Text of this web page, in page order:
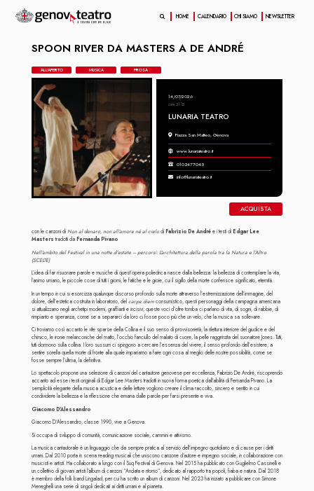
SPOON RIVER DA MASTERS A DE ANDRÉ
ALL'APERTO MUSICA PROSA
14/07/2026
ore 21:15
LUNARIA TEATRO
Piazza San Matteo, Genova
www.lunariateatro.it
0102477045
info@lunariateatro.it
ACQUISTA
con le canzoni diNon al denaro, non all’amore né al cielodiFabrizio De Andrée i testi diEdgar Lee
Masterstradotti daFernanda Pivano
Nell'ambito del Festival in una notte d'estate – percorsi:L'architettura della parola tra la Natura e l'Altro
(SCELTE)
L’idea di far risuonare parole e musiche di quest’opera poliedrica nasce dalla bellezza: la bellezza di contemplare la vita,
l’animo umano, le piccole cose di tutti i giorni, le fatiche e le gioie, cui il sigillo della morte conferisce significato, eternità.
In un tempo in cui si esorcizza qualunque discorso profondo sulla morte attraverso l’estremizzazione dell’immagine, del
dolore, dell’estetica costruita in laboratorio, del carpe diemconsumistico, questi personaggi della campagna americana
si attualizzano negli archetipi moderni, graffianti e incisivi; queste voci d’oltre tomba ci parlano di vita, di sogni, di rabbie, di
rimpianto e speranza, come se a separarci da loro ci fosse poco più che un velo, che la musica sa sollevare.
Ci troviamo così accanto le vite sparse della Collina e il suo senso di provvisorietà, la rilettura interiore del giudice e del
chimico, le ironie melanconiche del matto, l’occhio fanciullo del malato di cuore, la pelle raggrinzita del suonatore Jones. Tutti,
tutti dormono sulla collina. I loro sussurri ci spingono a cercare l’essenza del vivere, il senso profondo dell’esistere, a
sentire sorella quella morte di fronte alla quale impariamo a fare ogni cosa al meglio delle nostre possibilità, come se
fosse sempre l’ultima, la definitiva.
Lo spettacolo propone una selezione di canzoni del cantautore genovese per eccellenza, Fabrizio De André, riscoprendo
accanto ad esse i testi originali di Edgar Lee Masters tradotti in nuova forma poetica dall’abilità di Fernanda Pivano. La
semplicità elegante della musica acustica e delle letture vogliono creare il clima raccolto, sincero e sentito in cui
condividere la bellezza e la riflessione che emana dalle parole per farsi presente e viva.
Giacomo D'Alessandro
Giacomo D’Alessandro, classe 1990, vive a Genova.
Si occupa di sviluppo di comunità, comunicazione sociale, cammini e attivismo.
La musica cantautorale è un linguaggio che da sempre pratica al servizio dell’impegno quotidiano e di cause per i diritti
umani. Dal 2010 porta in scena reading musicali che uniscono canzone d’autore e impegno sociale, in collaborazione con
musicisti e artisti. Ha collaborato a lungo con il Suq Festival di Genova. Nel 2015 ha pubblicato con Guglielmo Cassinelli e
un collettivo di giovani artisti l’album di canzoni “Andata e ritorno”, dedicato al rapporto tra popoli, fiaba e natura. Dal 2018
è membro della folk band Lingalad, per cui ha scritto un album di canzoni. Nel 2023 ha iniziato a pubblicare con Simone
Meneghelli una serie di singoli dedicati ai diritti umani e al pianeta.
HOME CALENDARIO CHI SIAMO NEWSLETTER